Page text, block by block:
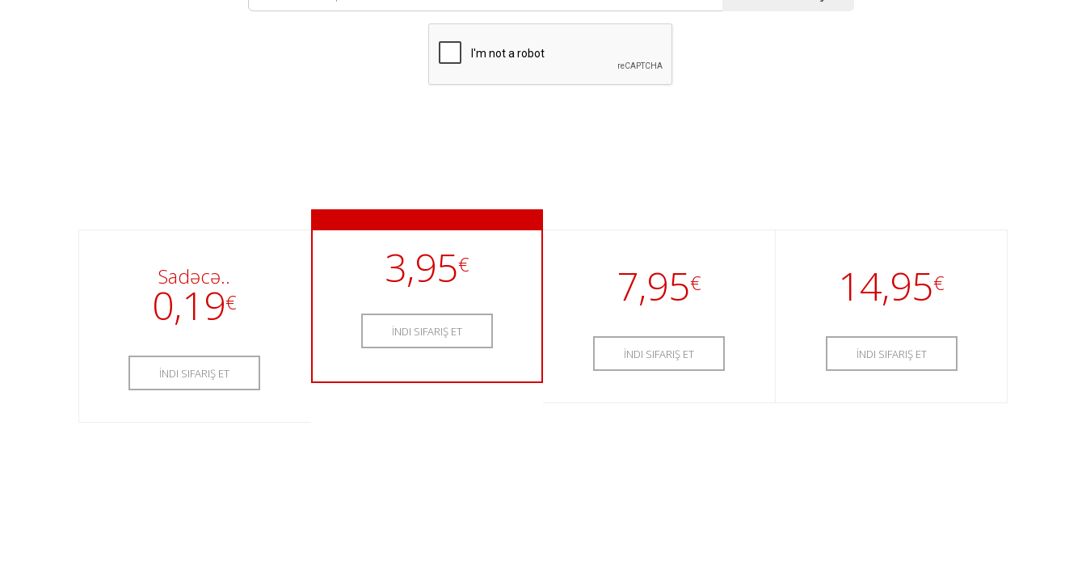
Sadəcə..
0,19€
İNDI SIFARIŞ ET
3,95€
İNDI SIFARIŞ ET
7,95€
İNDI SIFARIŞ ET
14,95€
İNDI SIFARIŞ ET